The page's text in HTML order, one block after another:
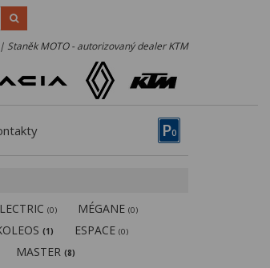
Staněk MOTO - autorizovaný dealer KTM
P0
(0) MÉGANE(0)
(1) ESPACE(0)
MASTER(8)